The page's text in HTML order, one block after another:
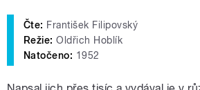
Čte: František Filipovský
Režie: Oldřich Hoblík
Natočeno: 1952